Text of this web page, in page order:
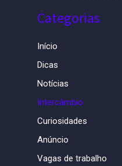
Categorias
Início
Dicas
Notícias
Intercâmbio
Curiosidades
Anúncio
Vagas de trabalho